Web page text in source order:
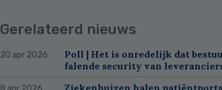
Gerelateerd nieuws
20 apr 2026
Poll | Het is onredelijk dat
falende security van
Ziekenhuizen halen